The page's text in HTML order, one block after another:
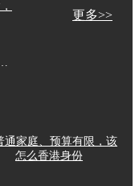
更多>>
收紧，这个欧洲项目